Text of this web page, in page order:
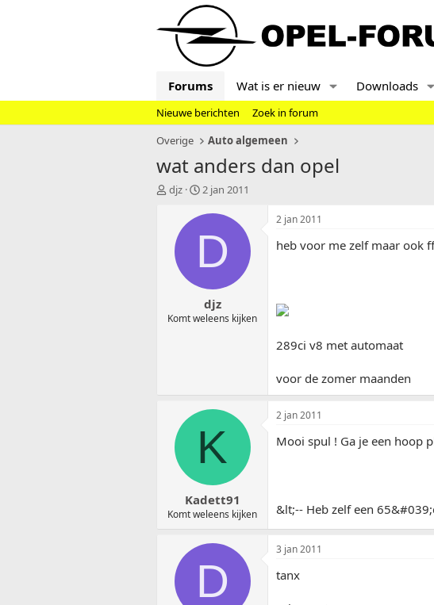
Forums Wat is er nieuw Downloads
Nieuwe berichten
Zoek in forum
Overige
Auto algemeen
wat anders dan opel
T
t
djz
S
a
d
t
u
m
2 jan 2011
D
djz
Komt weleens kijken
2 jan 2011
heb voor me zelf maar ook
289ci v8 met automaat
voor de zomer maanden
K
Kadett91
Komt weleens kijken
2 jan 2011
Mooi spul ! Ga je een hoop
&lt;-- Heb zelf een
D
3 jan 2011
tanx